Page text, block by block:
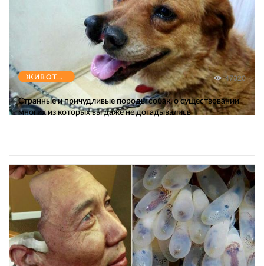
ЖИВОТНЫЕ 47320
Странные и причудливые породы собак, о существовании
многих из которых вы даже не догадывались